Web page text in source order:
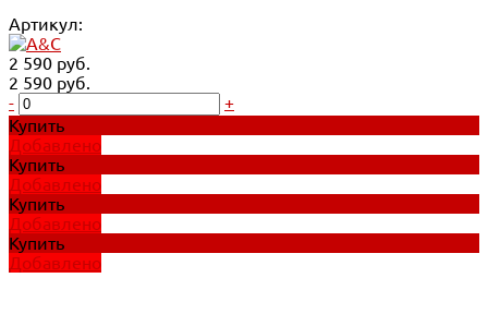
Артикул:
2 590 руб.
2 590 руб.
-
+
Купить
Добавлено
Купить
Добавлено
Купить
Добавлено
Купить
Добавлено